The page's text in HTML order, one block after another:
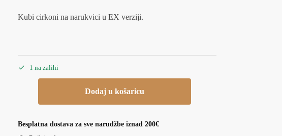
Kubi cirkoni na narukvici u EX verziji.
1 na zalihi
Dodaj u košaricu
Besplatna dostava za sve narudžbe iznad 200€